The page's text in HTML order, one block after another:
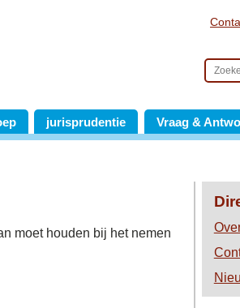
jurisprudentie Vraag &
moet houden bij het nemen